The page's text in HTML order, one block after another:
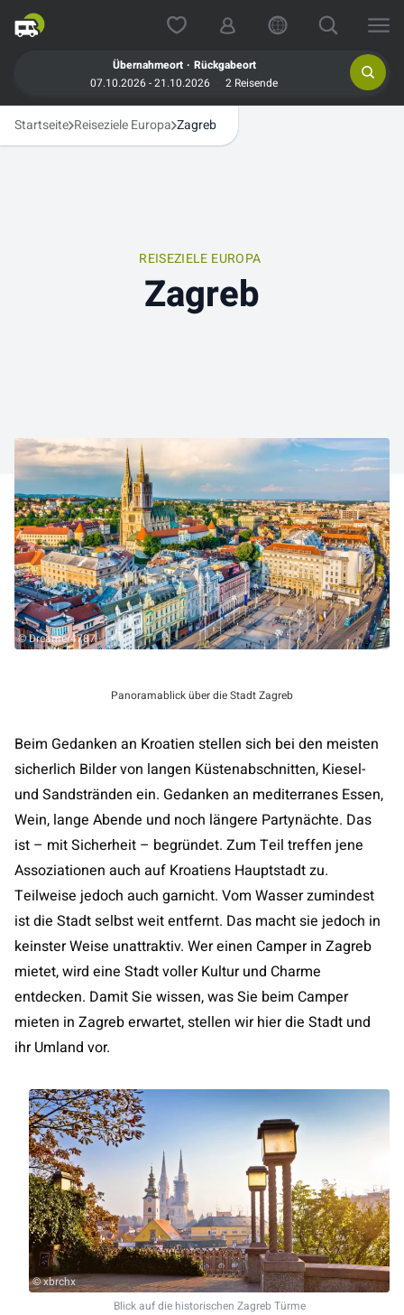
Übernahmeort . Rückgabeort
07.10.2026 - 21.10.2026
2 Reisende
Startseite Reiseziele Europa Zagreb
REISEZIELE EUROPA
Zagreb
© Dreamer4787
Panoramablick über die Stadt Zagreb
Beim Gedanken an Kroatien stellen sich bei den meisten
sicherlich Bilder von langen Küstenabschnitten, Kiesel-
und Sandstränden ein. Gedanken an mediterranes Essen,
Wein, lange Abende und noch längere Partynächte. Das
ist – mit Sicherheit – begründet. Zum Teil treffen jene
Assoziationen auch auf Kroatiens Hauptstadt zu.
Teilweise jedoch auch garnicht. Vom Wasser zumindest
ist die Stadt selbst weit entfernt. Das macht sie jedoch in
keinster Weise unattraktiv. Wer einen Camper in Zagreb
mietet, wird eine Stadt voller Kultur und Charme
entdecken. Damit Sie wissen, was Sie beim Camper
mieten in Zagreb erwartet, stellen wir hier die Stadt und
ihr Umland vor.
© xbrchx
Blick auf die historischen Zagreb Türme